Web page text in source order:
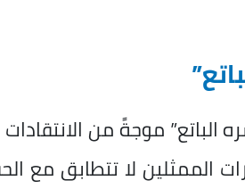
موجةً من الانتقادات
لا تتطابق مع